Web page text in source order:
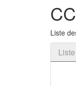
Liste